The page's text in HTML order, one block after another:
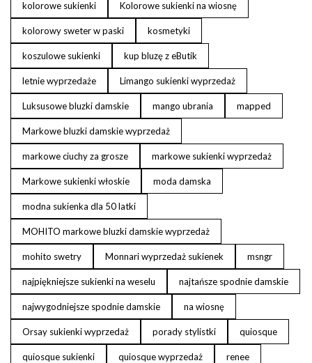
kolorowe sukienki Kolorowe sukienki na wiosnę
kolorowy sweter w paski kosmetyki
koszulowe sukienki kup bluzę z eButik
letnie wyprzedaże Limango sukienki wyprzedaż
Luksusowe bluzki damskie mango ubrania mapped
Markowe bluzki damskie wyprzedaż
markowe ciuchy za grosze markowe sukienki wyprzedaż
Markowe sukienki włoskie moda damska
modna sukienka dla 50 latki
MOHITO markowe bluzki damskie wyprzedaż
mohito swetry Monnari wyprzedaż sukienek msngr
najpiękniejsze sukienki na weselu najtańsze spodnie damskie
najwygodniejsze spodnie damskie na wiosnę
Orsay sukienki wyprzedaż porady stylistki quiosque
quiosque sukienki quiosque wyprzedaż renee